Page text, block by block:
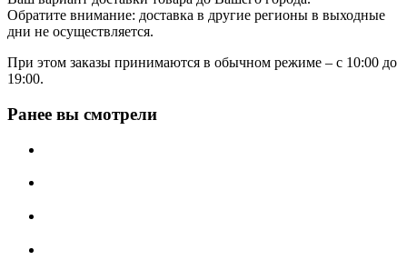
Обратите внимание: доставка в другие регионы в выходные
дни не осуществляется.
При этом заказы принимаются в обычном режиме – с 10:00 до
19:00.
Ранее вы смотрели